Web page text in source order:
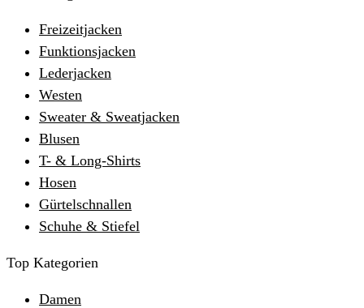
Freizeitjacken
Funktionsjacken
Lederjacken
Westen
Sweater & Sweatjacken
Blusen
T- & Long-Shirts
Hosen
Gürtelschnallen
Schuhe & Stiefel
Top Kategorien
Damen